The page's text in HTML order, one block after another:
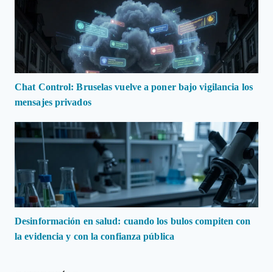
Chat Control: Bruselas vuelve a poner bajo vigilancia los
mensajes privados
Desinformación en salud: cuando los bulos compiten con
la evidencia y con la confianza pública